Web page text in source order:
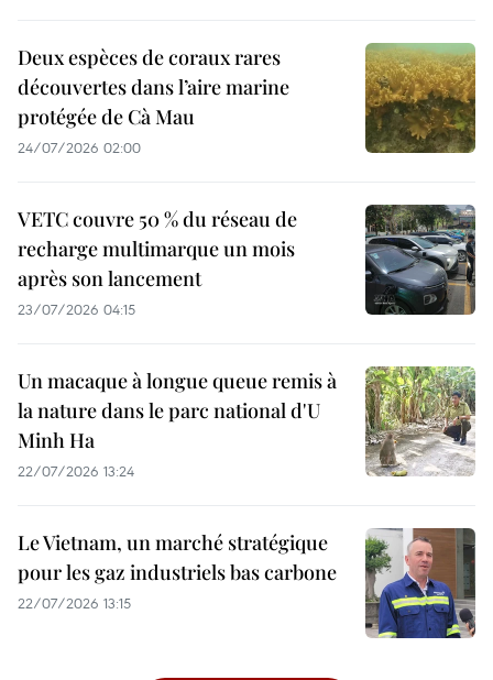
Deux espèces de coraux rares
découvertes dans l’aire marine
protégée de Cà Mau
24/07/2026 02:00
VETC couvre 50 % du réseau de
recharge multimarque un mois
après son lancement
23/07/2026 04:15
Un macaque à longue queue remis à
la nature dans le parc national d'U
Minh Ha
22/07/2026 13:24
Le Vietnam, un marché stratégique
pour les gaz industriels bas carbone
22/07/2026 13:15